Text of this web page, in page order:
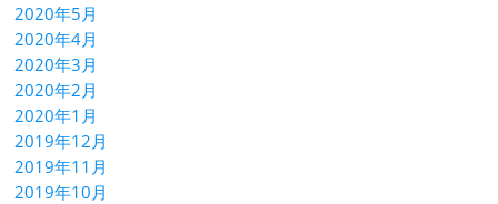
2020年5月
2020年4月
2020年3月
2020年2月
2020年1月
2019年12月
2019年11月
2019年10月